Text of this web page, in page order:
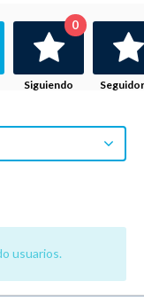
Siguiendo
0
usuarios.